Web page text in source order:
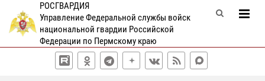
РОСГВАРДИЯ
Управление Федеральной службы войск
национальной гвардии Российской
Федерации по Пермскому краю